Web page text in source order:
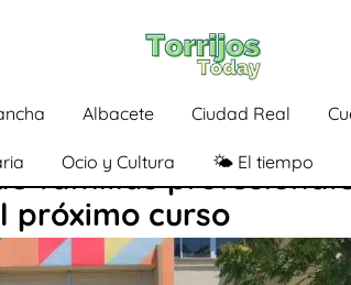
Albacete Ciudad Real
Ocio y Cultura 🌤️ El tiempo
familias
próximo curso